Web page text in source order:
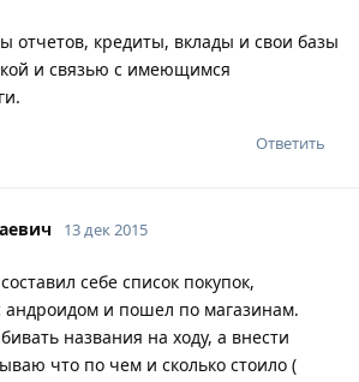
отчетов, кредиты, вклады и свои базы
и связью с имеющимся
Ответить
13 дек 2015
себе список покупок,
андроидом и пошел по магазинам.
названия на ходу, а внести
что по чем и сколько стоило (